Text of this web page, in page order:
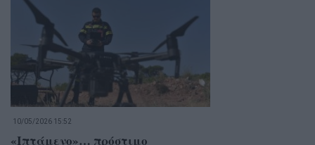
10/05/2026 15:52
«Ιπτάμενο»… πρόστιμο